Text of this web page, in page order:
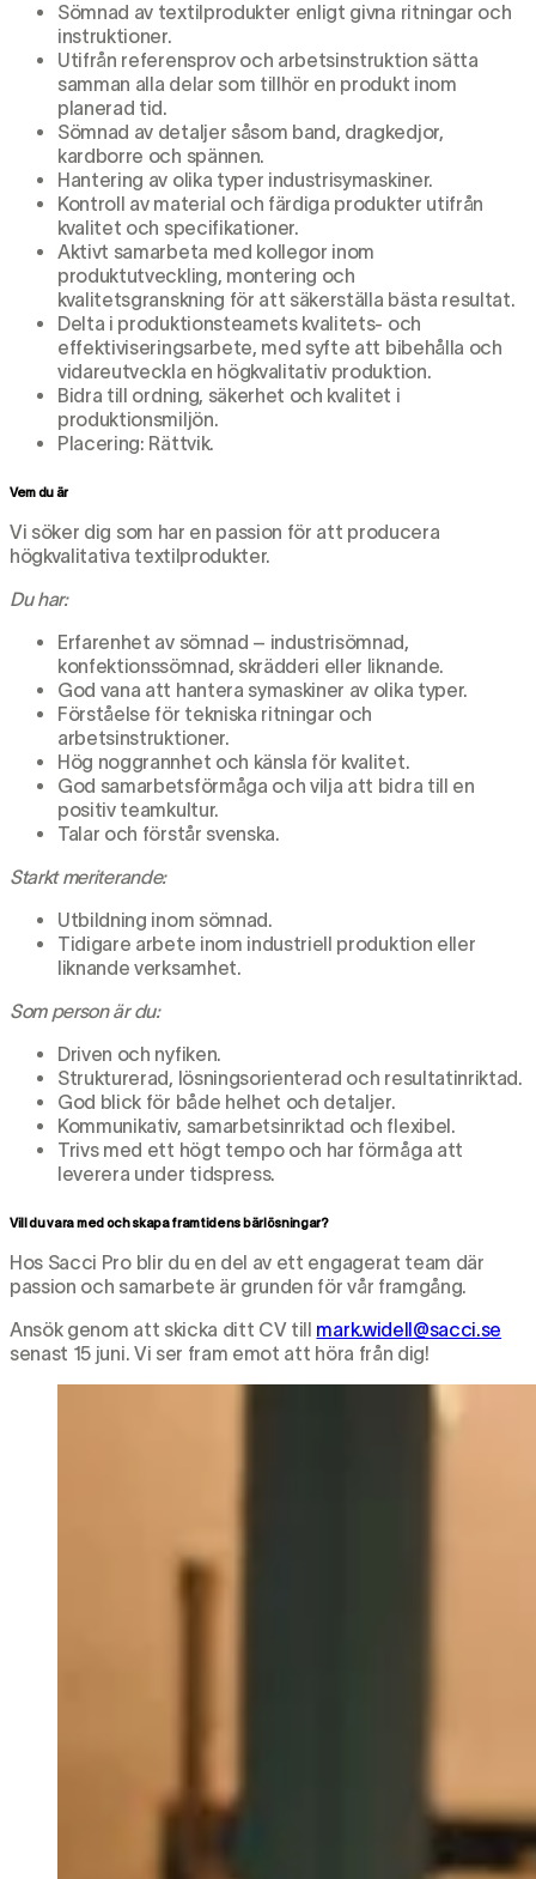
Sömnad av textilprodukter enligt givna ritningar och
instruktioner.
Utifrån referensprov och arbetsinstruktion sätta
samman alla delar som tillhör en produkt inom
planerad tid.
Sömnad av detaljer såsom band, dragkedjor,
kardborre och spännen.
Hantering av olika typer industrisymaskiner.
Kontroll av material och färdiga produkter utifrån
kvalitet och specifikationer.
Aktivt samarbeta med kollegor inom
produktutveckling, montering och
kvalitetsgranskning för att säkerställa bästa resultat.
Delta i produktionsteamets kvalitets- och
effektiviseringsarbete, med syfte att bibehålla och
vidareutveckla en högkvalitativ produktion.
Bidra till ordning, säkerhet och kvalitet i
produktionsmiljön.
Placering: Rättvik.
Vem du är
Vi söker dig som har en passion för att producera
högkvalitativa textilprodukter.
Du har:
Erfarenhet av sömnad – industrisömnad,
konfektionssömnad, skrädderi eller liknande.
God vana att hantera symaskiner av olika typer.
Förståelse för tekniska ritningar och
arbetsinstruktioner.
Hög noggrannhet och känsla för kvalitet.
God samarbetsförmåga och vilja att bidra till en
positiv teamkultur.
Talar och förstår svenska.
Starkt meriterande:
Utbildning inom sömnad.
Tidigare arbete inom industriell produktion eller
liknande verksamhet.
Som person är du:
Driven och nyfiken.
Strukturerad, lösningsorienterad och resultatinriktad.
God blick för både helhet och detaljer.
Kommunikativ, samarbetsinriktad och flexibel.
Trivs med ett högt tempo och har förmåga att
leverera under tidspress.
Vill du vara med och skapa framtidens bärlösningar?
Hos Sacci Pro blir du en del av ett engagerat team där
passion och samarbete är grunden för vår framgång.
Ansök genom att skicka ditt CV till mark.widell@sacci.se
senast 15 juni. Vi ser fram emot att höra från dig!